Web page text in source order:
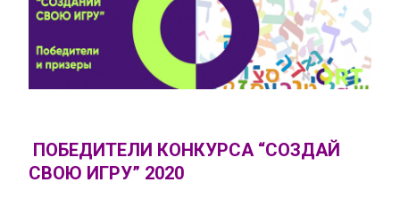
ПОБЕДИТЕЛИ КОНКУРСА “СОЗДАЙ
СВОЮ ИГРУ” 2020